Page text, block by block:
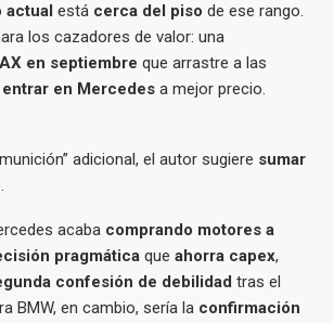
actual está cerca del piso de ese rango.
los cazadores de valor: una
en septiembre que arrastre a las
entrar en Mercedes a mejor precio.
adicional, el autor sugiere sumar
acaba comprando motores a
pragmática que ahorra capex,
confesión de debilidad tras el
BMW, en cambio, sería la confirmación